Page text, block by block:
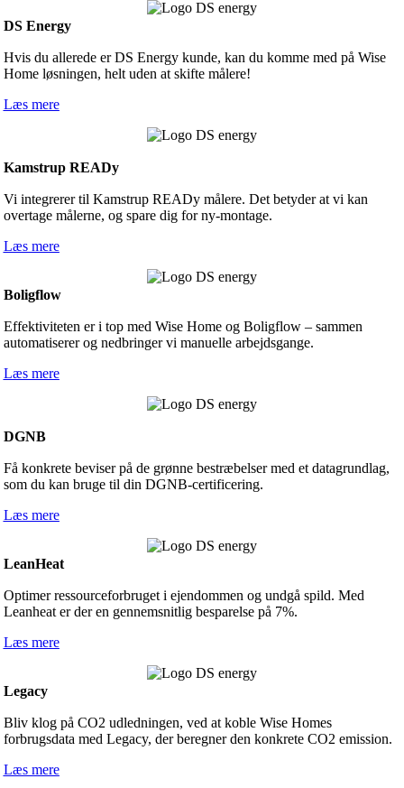
DS Energy
Hvis du allerede er DS Energy kunde, kan du komme med på Wise
Home løsningen, helt uden at skifte målere!
Læs mere
Kamstrup READy
Vi integrerer til Kamstrup READy målere. Det betyder at vi kan
overtage målerne, og spare dig for ny-montage.
Læs mere
Boligflow
Effektiviteten er i top med Wise Home og Boligflow – sammen
automatiserer og nedbringer vi manuelle arbejdsgange.
Læs mere
DGNB
Få konkrete beviser på de grønne bestræbelser med et datagrundlag,
som du kan bruge til din DGNB-certificering.
Læs mere
LeanHeat
Optimer ressourceforbruget i ejendommen og undgå spild. Med
Leanheat er der en gennemsnitlig besparelse på 7%.
Læs mere
Legacy
Bliv klog på CO2 udledningen, ved at koble Wise Homes
forbrugsdata med Legacy, der beregner den konkrete CO2 emission.
Læs mere